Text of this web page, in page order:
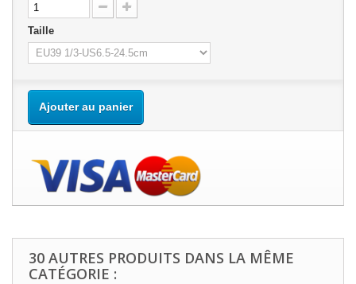
Taille
Ajouter au panier
30 AUTRES PRODUITS DANS LA MÊME
CATÉGORIE :